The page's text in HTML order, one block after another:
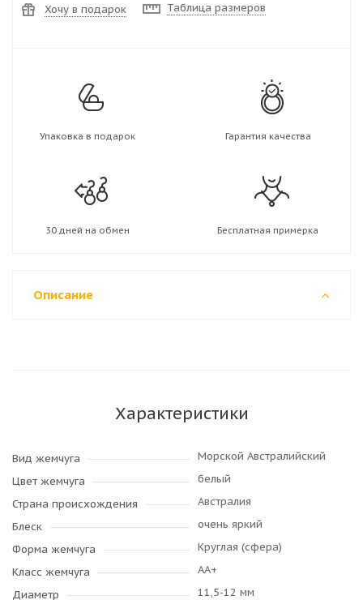
Хочу в подарок Таблица размеров
Упаковка в подарок Гарантия качества
30 дней на обмен Бесплатная примерка
Описание
Характеристики
Вид жемчуга
Морской Австралийский
Цвет жемчуга
белый
Страна происхождения
Австралия
Блеск
очень яркий
Форма жемчуга
Круглая (сфера)
Класс жемчуга
AA+
Диаметр
11,5-12 мм